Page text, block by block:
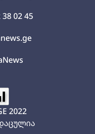
38 02 45
2022